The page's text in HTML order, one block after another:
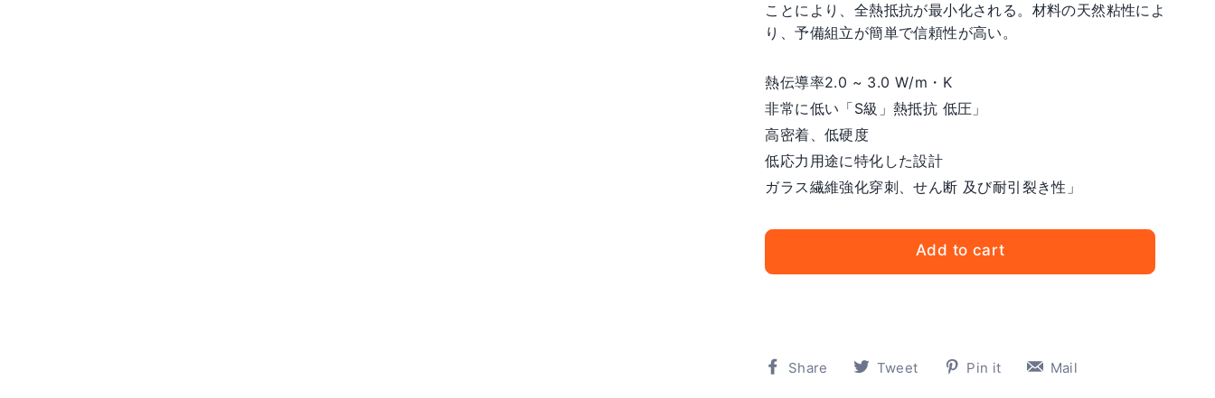
ことにより、全熱抵抗が最小化される。材料の天然粘性によ
り、予備組立が簡単で信頼性が高い。
熱伝導率2.0 ~ 3.0 W/m・K
非常に低い「S級」熱抵抗 低圧」
高密着、低硬度
低応力用途に特化した設計
ガラス繊維強化穿刺、せん断 及び耐引裂き性」
Add to cart
Share
ShareTweet
TweetPin it
Pin
Mail